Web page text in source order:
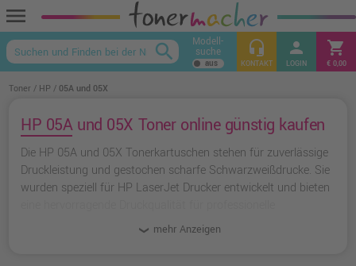
menu
keyboard_arrow_up
search Modell-
suche headset_mic
KONTAKT
person
LOGIN
shopping_cart
€ 0,00
Toner HP 05A und 05X
HP 05A und 05X Toner online günstig kaufen
Die HP 05A und 05X Tonerkartuschen stehen für zuverlässige
Druckleistung und gestochen scharfe Schwarzweißdrucke. Sie
wurden speziell für HP LaserJet Drucker entwickelt und bieten
Dokumente. Die Standardversion 05A ist ideal für den
täglichen Gebrauch, während die Hochkapazitätsversion 05X
mehr Anzeigen